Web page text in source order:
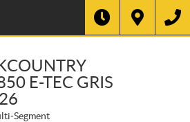
E-TEC GRIS
Segment